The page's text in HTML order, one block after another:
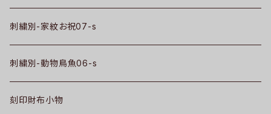
刺繍別-家紋お祝07-s
刺繍別-動物鳥魚06-s
刻印財布小物